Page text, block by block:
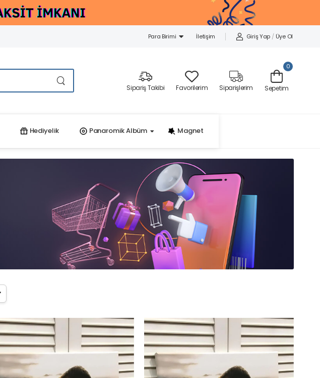
Para Birimi İletişim Giriş Yap / Üye Ol
Sipariş Takibi Favorilerim Siparişlerim
0
Sepetim
Hediyelik Panaromik Albüm Magnet